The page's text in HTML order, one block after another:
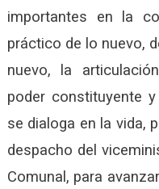
importantes en la
práctico de lo nuevo,
nuevo, la
poder constituyente
se dialoga en la vida,
despacho del
Comunal, para